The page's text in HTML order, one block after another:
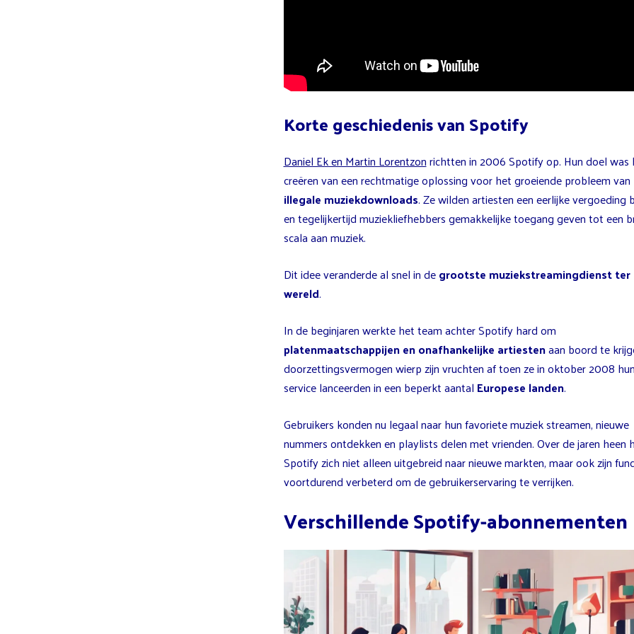
Korte geschiedenis van Spotify
Daniel Ek en Martin Lorentzonrichtten in 2006 Spotify op. Hun doel was
creëren van een rechtmatige oplossing voor het groeiende probleem van
illegale muziekdownloads. Ze wilden artiesten een eerlijke vergoeding
en tegelijkertijd muziekliefhebbers gemakkelijke toegang geven tot een
scala aan muziek.
Dit idee veranderde al snel in degrootste muziekstreamingdienst ter
wereld.
In de beginjaren werkte het team achter Spotify hard om
platenmaatschappijen en onafhankelijke artiestenaan boord te
doorzettingsvermogen wierp zijn vruchten af toen ze in oktober 2008 hun
service lanceerden in een beperkt aantal Europese landen.
Gebruikers konden nu legaal naar hun favoriete muziek streamen, nieuwe
nummers ontdekken en playlists delen met vrienden. Over de jaren heen
Spotify zich niet alleen uitgebreid naar nieuwe markten, maar ook zijn
voortdurend verbeterd om de gebruikerservaring te verrijken.
Verschillende Spotify-abonnementen